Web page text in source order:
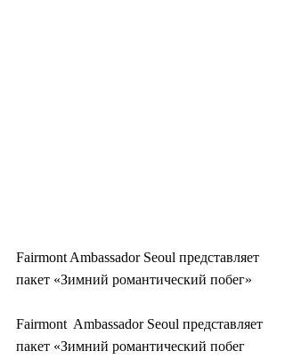
Fairmont Ambassador Seoul представляет
пакет «Зимний романтический побег»
Fairmont  Ambassador Seoul представляет
пакет «Зимний романтический побег